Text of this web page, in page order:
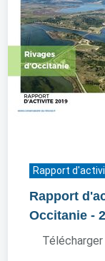
Rapport
Rapport
Occitanie -